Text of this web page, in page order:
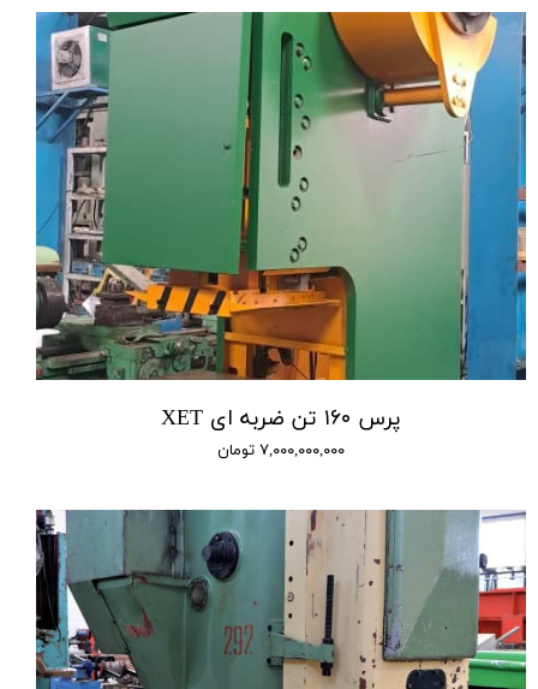
پرس ۱۶۰ تن ضربه ای XET
۷,۰۰۰,۰۰۰,۰۰۰ تومان